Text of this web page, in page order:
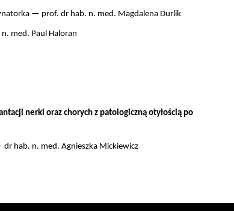
— prof. dr hab. n. med. Magdalena Durlik
med. Paul Haloran
nerki oraz chorych z patologiczną otyłością po
dr hab. n. med. Agnieszka Mickiewicz